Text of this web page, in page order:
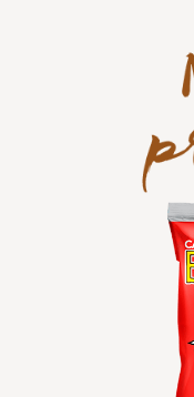
conta com a
grãos torrados